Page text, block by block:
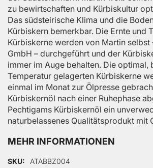
zu bewirtschaften und Kürbiskultur
Das südsteirische Klima und die
Kürbiskern bemerkbar. Die Ernte und
Kürbiskerne werden von Martin selbst
GmbH – durchgeführt und der
immer im Auge behalten. Die optimal,
Temperatur gelagerten Kürbiskerne
einmal im Monat zur Ölpresse
Kürbiskernöl nach einer Ruhephase
Pechtigams Kürbiskernöl ein
naturbelassenes Qualitätsprodukt mit
MEHR INFORMATIONEN
Mehr Informationen
SKU
ATABBZ004